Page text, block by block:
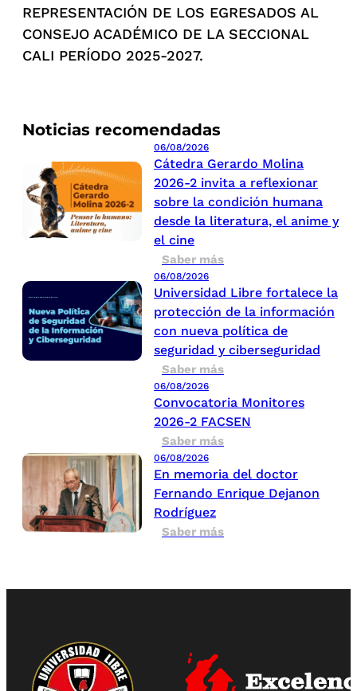
Noticias recomendadas
06/08/2026
Cátedra Gerardo Molina
2026-2 invita a reflexionar
sobre la condición humana
desde la literatura, el anime y
el cine
Saber más
06/08/2026
Universidad Libre fortalece la
protección de la información
con nueva política de
seguridad y ciberseguridad
Saber más
06/08/2026
Convocatoria Monitores
2026-2 FACSEN
Saber más
06/08/2026
En memoria del doctor
Fernando Enrique Dejanon
Rodríguez
Saber más
REPRESENTACIÓN DE LOS EGRESADOS AL
CONSEJO ACADÉMICO DE LA SECCIONAL
CALI PERÍODO 2025-2027.